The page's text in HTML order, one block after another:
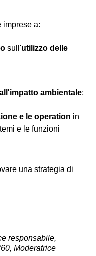
imprese a:
sull'utilizzo delle
ambientale;
e le operation in
e le funzioni
una strategia di
responsabile,
Moderatrice